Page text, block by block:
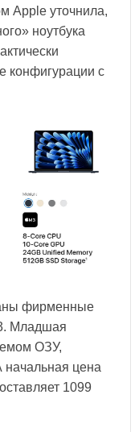
Apple уточнила,
ноутбука
конфигурации с
фирменные
Младшая
ОЗУ,
начальная цена
1099